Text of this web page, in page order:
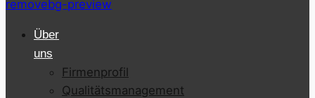
Über
uns
Firmenprofil
Qualitätsmanagement